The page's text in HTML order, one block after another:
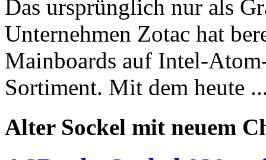
Das ursprünglich nur als
Unternehmen Zotac hat
Mainboards auf Intel-
Sortiment. Mit dem heute
Alter Sockel mit neuem